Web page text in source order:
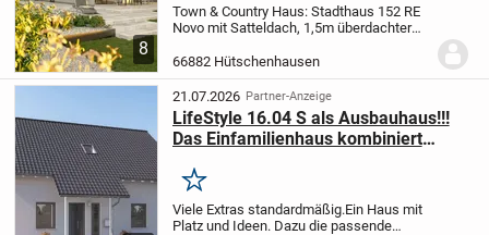
8
Town & Country Haus: Stadthaus 152 RE
Novo mit Satteldach, 1,5m überdachter
Stein auf Stein gebaut.Der Hauspreis
bezieht sich auf ein schlüsselfertiges
Haus,...
66882 Hütschenhausen
21.07.2026 Partner-Anzeige
LifeStyle 16.04 S als Ausbauhaus!!!
Das Einfamilienhaus kombiniert
Bauen.
Merken
Viele Extras standardmäßig.Ein Haus mit
Platz und Ideen. Dazu die passende